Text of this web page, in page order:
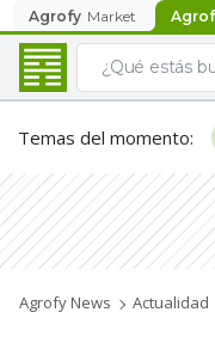
Agrofy Market
Temas del momento:
Agrofy News Actualidad